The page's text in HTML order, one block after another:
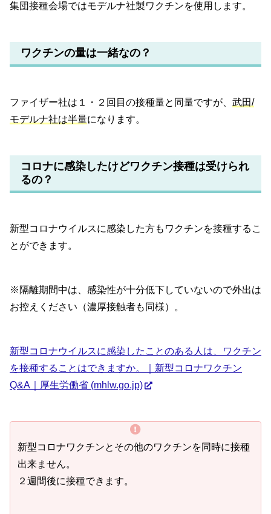
集団接種会場ではモデルナ社製ワクチンを使用します。
ワクチンの量は一緒なの？
ファイザー社は１・２回目の接種量と同量ですが、 武田/
モデルナ社は半量になります。
コロナに感染したけどワクチン接種は受けられ
るの？
新型コロナウイルスに感染した方もワクチンを接種するこ
とができます。
※隔離期間中は、感染性が十分低下していないので外出は
お控えください（濃厚接触者も同様）。
新型コロナウイルスに感染したことのある人は、ワクチン
を接種することはできますか。｜新型コロナワクチン
Q&A｜厚生労働省 (mhlw.go.jp)
新型コロナワクチンとその他のワクチンを同時に接種
出来ません。
２週間後に接種できます。